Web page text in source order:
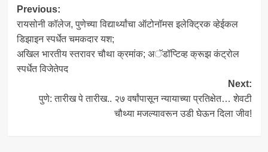
Post
navigation
Previous:
रायसोनी कॉलेज, पुणेच्या विद्यार्थ्यांचा ऑटोनॉमस इलेक्ट्रिक व्हेईकल
डिझाइन स्पर्धेत चमकदार यश;
अखिल भारतीय स्तरावर चौथा क्रमांक; अॅडॉप्टिव्ह क्रूझ कंट्रोल
स्पर्धेत विजेतेपद
Next:
पुणे: तारीख पे तारीख.. २७ वर्षांपासून न्यायाच्या प्रतिक्षेत… शेवटी
चौथ्या मजल्यावरून उडी घेऊन दिला जीव!